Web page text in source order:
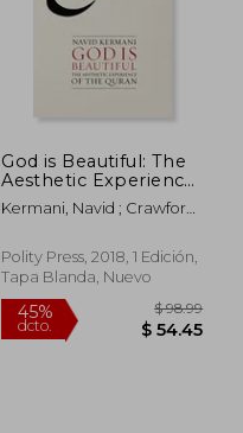
45%
dcto.
God is Beautiful: The
Aesthetic Experience
of the Quran (en
Inglés)
Kermani, Navid ; Crawford,
Polity Press, 2018, 1 Edición,
Tapa Blanda, Nuevo